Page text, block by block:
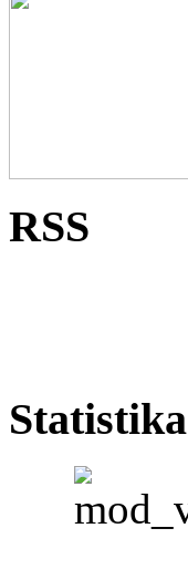
RSS
Statistika